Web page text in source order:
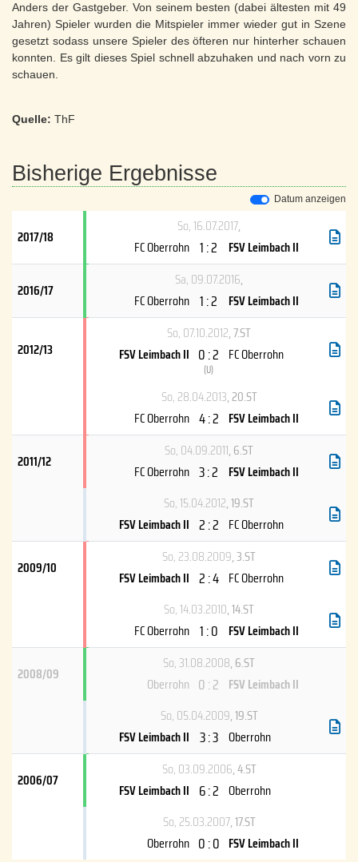
Anders der Gastgeber. Von seinem besten (dabei ältesten mit 49
Jahren) Spieler wurden die Mitspieler immer wieder gut in Szene
gesetzt sodass unsere Spieler des öfteren nur hinterher schauen
konnten. Es gilt dieses Spiel schnell abzuhaken und nach vorn zu
schauen.
Quelle: ThF
Bisherige Ergebnisse
Datum anzeigen
2017/18
So, 16.07.2017,
FC Oberrohn 1 : 2 FSV Leimbach II
2016/17
Sa, 09.07.2016,
FC Oberrohn 1 : 2 FSV Leimbach II
2012/13
So, 07.10.2012, 7.ST
FSV Leimbach II 0 : 2
(U)
FC Oberrohn
So, 28.04.2013, 20.ST
FC Oberrohn 4 : 2 FSV Leimbach II
2011/12
So, 04.09.2011, 6.ST
FC Oberrohn 3 : 2 FSV Leimbach II
So, 15.04.2012, 19.ST
FSV Leimbach II 2 : 2 FC Oberrohn
2009/10
So, 23.08.2009, 3.ST
FSV Leimbach II 2 : 4 FC Oberrohn
So, 14.03.2010, 14.ST
FC Oberrohn 1 : 0 FSV Leimbach II
2008/09
So, 31.08.2008, 6.ST
Oberrohn 0 : 2 FSV Leimbach II
So, 05.04.2009, 19.ST
FSV Leimbach II 3 : 3 Oberrohn
2006/07
So, 03.09.2006, 4.ST
FSV Leimbach II 6 : 2 Oberrohn
So, 25.03.2007, 17.ST
Oberrohn 0 : 0 FSV Leimbach II